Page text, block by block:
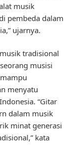
musik
pembeda dalam
ujarnya.
tradisional
musisi
menyatu
“Gitar
dalam musik
minat generasi
kata